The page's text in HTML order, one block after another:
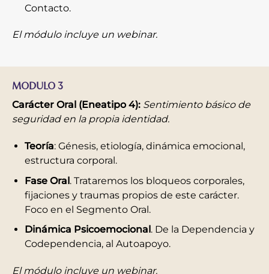
Contacto.
El módulo incluye un webinar.
MODULO 3
Carácter Oral (Eneatipo 4): Sentimiento básico de
seguridad en la propia identidad.
Teoría: Génesis, etiología, dinámica emocional,
estructura corporal.
Fase Oral. Trataremos los bloqueos corporales,
fijaciones y traumas propios de este carácter.
Foco en el Segmento Oral.
Dinámica Psicoemocional . De la Dependencia y
Codependencia, al Autoapoyo.
El módulo incluye un webinar.